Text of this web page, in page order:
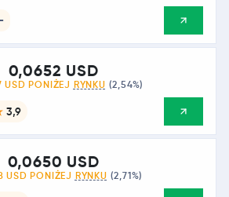
-
3,9
0,0652 USD
USD PONIŻEJ RYNKU (2,54%)
0,0650 USD
USD PONIŻEJ RYNKU (2,71%)